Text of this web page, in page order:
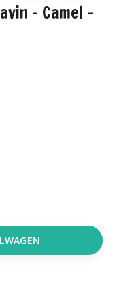
- Camel -